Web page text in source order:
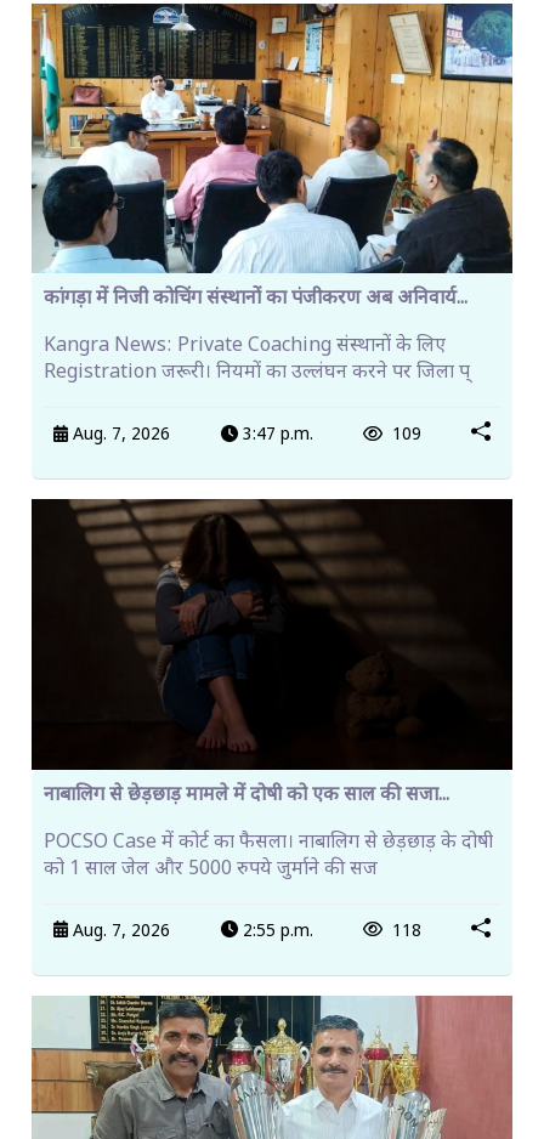
कांगड़ा में निजी कोचिंग संस्थानों का पंजीकरण अब अनिवार्य...
Kangra News: Private Coaching संस्थानों के लिए
Registration जरूरी। नियमों का उल्लंघन करने पर जिला प्
Aug. 7, 2026 3:47 p.m. 109
नाबालिग से छेड़छाड़ मामले में दोषी को एक साल की सजा...
POCSO Case में कोर्ट का फैसला। नाबालिग से छेड़छाड़ के दोषी
को 1 साल जेल और 5000 रुपये जुर्माने की सज
Aug. 7, 2026 2:55 p.m. 118